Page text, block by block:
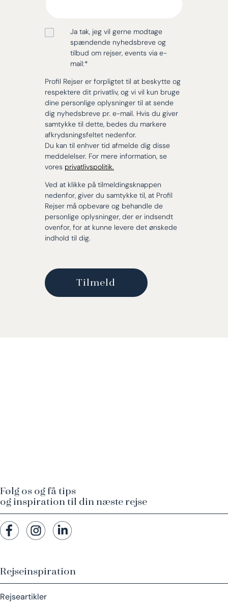
Ja tak, jeg vil gerne modtage
spændende nyhedsbreve og
tilbud om rejser, events via e-
mail:*
Profil Rejser er forpligtet til at beskytte og
respektere dit privatliv, og vi vil kun bruge
dine personlige oplysninger til at sende
dig nyhedsbreve pr. e-mail. Hvis du giver
samtykke til dette, bedes du markere
afkrydsningsfeltet nedenfor.
Du kan til enhver tid afmelde dig disse
meddelelser. For mere information, se
vores privatlivspolitik.
Ved at klikke på tilmeldingsknappen
nedenfor, giver du samtykke til, at Profil
Rejser må opbevare og behandle de
personlige oplysninger, der er indsendt
ovenfor, for at kunne levere det ønskede
indhold til dig.
Rejseinspiration
Rejseartikler
Følg os og få tips
og inspiration til din næste rejse